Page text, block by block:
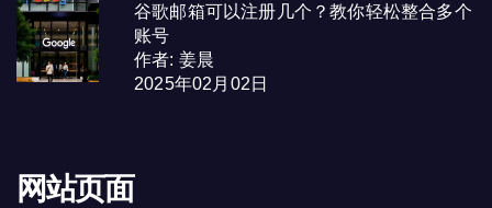
谷歌邮箱可以注册几个？教你轻松整合多个
账号
作者: 姜晨
2025年02月02日
网站页面